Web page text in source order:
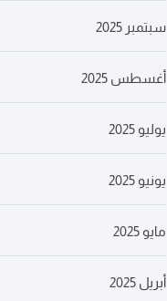
سبتمبر 2025
أغسطس 2025
يوليو 2025
يونيو 2025
مايو 2025
أبريل 2025